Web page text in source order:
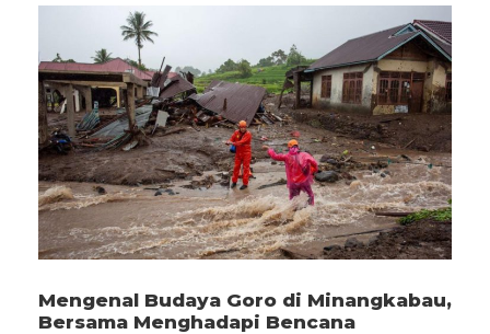
Mengenal Budaya Goro di Minangkabau,
Bersama Menghadapi Bencana